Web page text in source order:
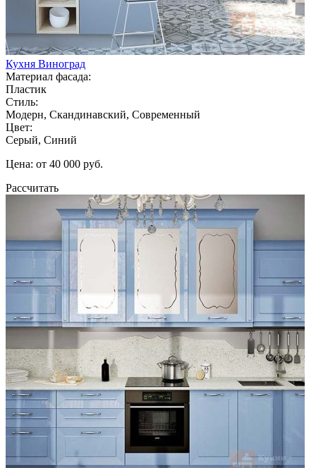
Кухня Виноград
Материал фасада:
Пластик
Стиль:
Модерн, Скандинавский, Современный
Цвет:
Серый, Синий
Цена: от 40 000 руб.
Рассчитать